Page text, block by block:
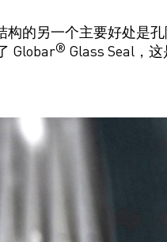
构的另一个主要好处是
Globar® Glass Seal，